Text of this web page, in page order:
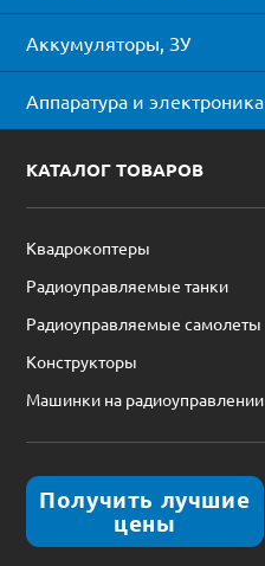
Аккумуляторы, ЗУ
Аппаратура и электроника
КАТАЛОГ ТОВАРОВ
Квадрокоптеры
Радиоуправляемые танки
Радиоуправляемые самолеты
Конструкторы
Машинки на радиоуправлении
Получить лучшие
цены